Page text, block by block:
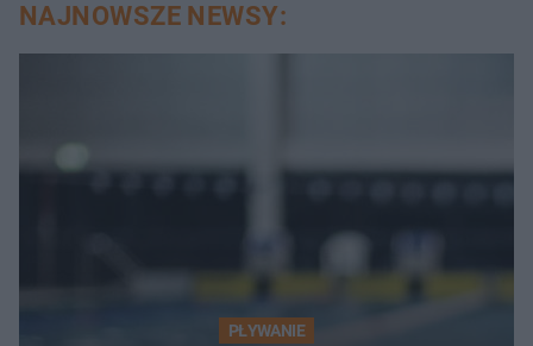
NAJNOWSZE NEWSY:
PŁYWANIE